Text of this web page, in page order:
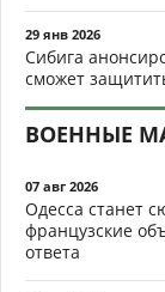
29 янв 2026
Сибига
сможет
ВОЕННЫЕ
07 авг 2026
Одесса станет
французские
ответа